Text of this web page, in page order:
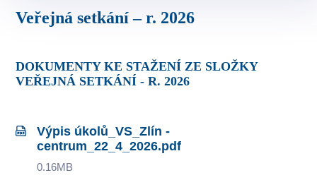
vyřídit
Veřejná setkání – r. 2026
DOKUMENTY KE STAŽENÍ ZE SLOŽKY
VEŘEJNÁ SETKÁNÍ - R. 2026
Výpis úkolů_VS_Zlín -
centrum_22_4_2026.pdf
0.16MB